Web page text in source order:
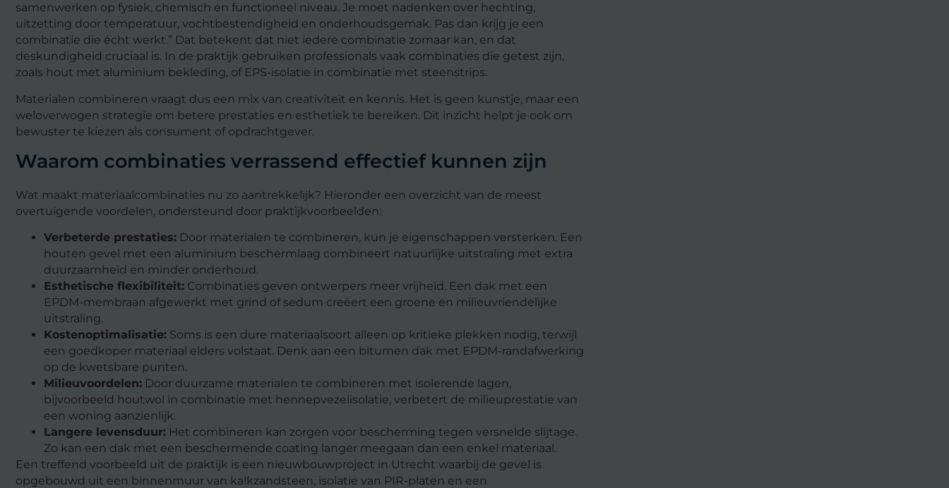
samenwerken op fysiek, chemisch en functioneel niveau. Je moet nadenken over hechting,
uitzetting door temperatuur, vochtbestendigheid en onderhoudsgemak. Pas dan krijg je een
combinatie die écht werkt.” Dat betekent dat niet iedere combinatie zomaar kan, en dat
deskundigheid cruciaal is. In de praktijk gebruiken professionals vaak combinaties die getest zijn,
zoals hout met aluminium bekleding, of EPS-isolatie in combinatie met steenstrips.
Materialen combineren vraagt dus een mix van creativiteit en kennis. Het is geen kunstje, maar een
weloverwogen strategie om betere prestaties en esthetiek te bereiken. Dit inzicht helpt je ook om
bewuster te kiezen als consument of opdrachtgever.
Waarom combinaties verrassend effectief kunnen zijn
Wat maakt materiaalcombinaties nu zo aantrekkelijk? Hieronder een overzicht van de meest
overtuigende voordelen, ondersteund door praktijkvoorbeelden:
Verbeterde prestaties: Door materialen te combineren, kun je eigenschappen versterken. Een
houten gevel met een aluminium beschermlaag combineert natuurlijke uitstraling met extra
duurzaamheid en minder onderhoud.
Esthetische flexibiliteit: Combinaties geven ontwerpers meer vrijheid. Een dak met een
EPDM-membraan afgewerkt met grind of sedum creëert een groene en milieuvriendelijke
uitstraling.
Kostenoptimalisatie: Soms is een dure materiaalsoort alleen op kritieke plekken nodig, terwijl
een goedkoper materiaal elders volstaat. Denk aan een bitumen dak met EPDM-randafwerking
op de kwetsbare punten.
Milieuvoordelen: Door duurzame materialen te combineren met isolerende lagen,
bijvoorbeeld houtwol in combinatie met hennepvezelisolatie, verbetert de milieuprestatie van
een woning aanzienlijk.
Langere levensduur: Het combineren kan zorgen voor bescherming tegen versnelde slijtage.
Zo kan een dak met een beschermende coating langer meegaan dan een enkel materiaal.
Een treffend voorbeeld uit de praktijk is een nieuwbouwproject in Utrecht waarbij de gevel is
opgebouwd uit een binnenmuur van kalkzandsteen, isolatie van PIR-platen en een